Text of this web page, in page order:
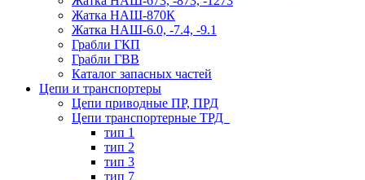
Жатка НАШ-870К
Жатка НАШ-6.0, -7.4, -9.1
Грабли ГКП
Грабли ГВВ
Каталог запасных частей
Цепи и транспортеры
Цепи приводные ПР, ПРД
Цепи транспортерные ТРД
тип 1
тип 2
тип 3
тип 7